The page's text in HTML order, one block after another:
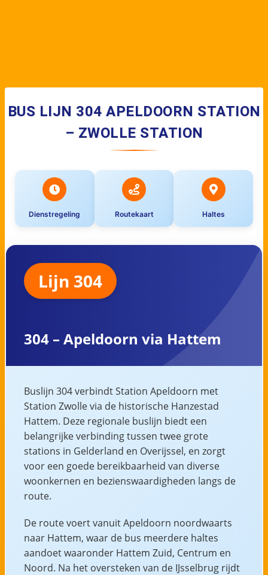
BUS LIJN 304 APELDOORN STATION
– ZWOLLE STATION
Dienstregeling Routekaart Haltes
Lijn 304
304 – Apeldoorn via Hattem
Buslijn 304 verbindt Station Apeldoorn met
Station Zwolle via de historische Hanzestad
Hattem. Deze regionale buslijn biedt een
belangrijke verbinding tussen twee grote
stations in Gelderland en Overijssel, en zorgt
voor een goede bereikbaarheid van diverse
woonkernen en bezienswaardigheden langs de
route.
De route voert vanuit Apeldoorn noordwaarts
naar Hattem, waar de bus meerdere haltes
aandoet waaronder Hattem Zuid, Centrum en
Noord. Na het oversteken van de IJsselbrug rijdt